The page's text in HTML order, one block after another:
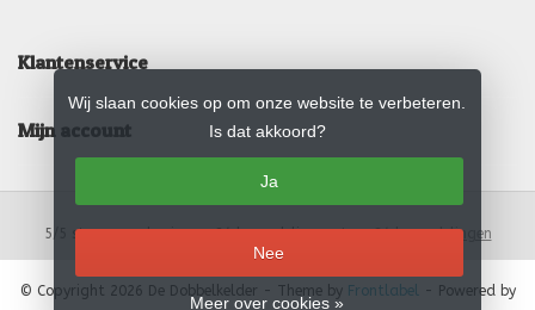
Klantenservice
Mijn account
5 sterren op basis van24beoordelingen.Lees 24 beoordelingen
Wij slaan cookies op om onze website te verbeteren.
Is dat akkoord?
Ja
Nee
Meer over cookies »
© Copyright 2026 De Dobbelkelder - Theme by Frontlabel
- Powered by